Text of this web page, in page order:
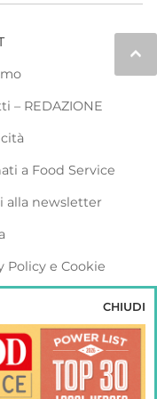
keyboard_arrow_up
– REDAZIONE
a Food Service
alla newsletter
Policy e Cookie
VENDING
CHIUDI